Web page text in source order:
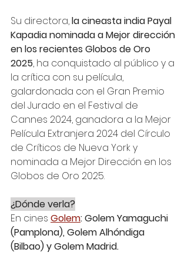
Su directora, la cineasta india Payal
Kapadia nominada a Mejor dirección
en los recientes Globos de Oro
2025, ha conquistado al público y a
la crítica con su película,
galardonada con el Gran Premio
del Jurado en el Festival de
Cannes 2024, ganadora a la Mejor
Película Extranjera 2024 del Círculo
de Críticos de Nueva York y
nominada a Mejor Dirección en los
Globos de Oro 2025.
¿Dónde verla?
En cines Golem: Golem Yamaguchi
(Pamplona), Golem Alhóndiga
(Bilbao) y Golem Madrid.